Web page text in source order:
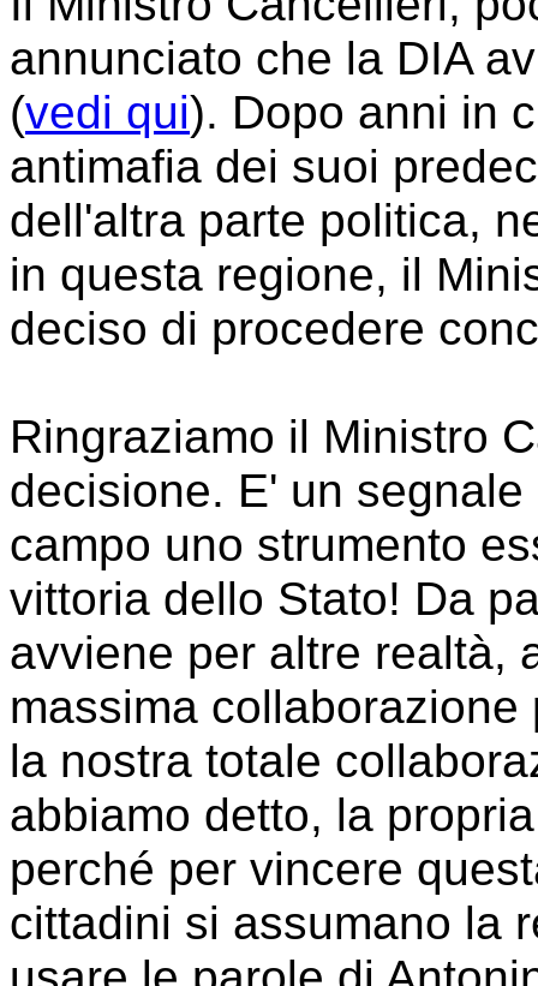
annunciato che la DIA
(vedi qui). Dopo anni in
antimafia dei suoi
dell'altra parte politica,
in questa regione, il
deciso di procedere
Ringraziamo il Ministro
decisione. E' un
campo uno strumento
vittoria dello Stato! Da
avviene per altre realtà,
massima
la nostra totale
abbiamo detto, la
perché per vincere
cittadini si assumano la